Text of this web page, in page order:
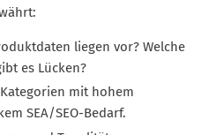
liegen vor? Welche
es Lücken?
mit hohem
SEA/SEO-Bedarf.